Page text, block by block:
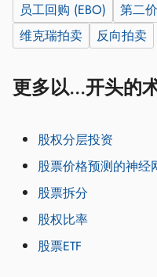
员工回购 (EBO)
第二
维克瑞拍卖
反向拍卖
更多以...开头的
股权分层投资
股票价格预测的神经
股票拆分
股权比率
股票ETF